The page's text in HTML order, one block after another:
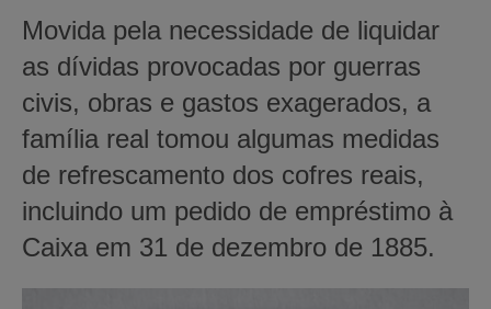
Movida pela necessidade de liquidar
as dívidas provocadas por guerras
civis, obras e gastos exagerados, a
família real tomou algumas medidas
de refrescamento dos cofres reais,
incluindo um pedido de empréstimo à
Caixa em 31 de dezembro de 1885.